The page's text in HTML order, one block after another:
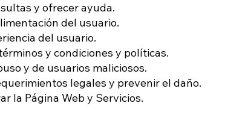
y ofrecer ayuda.
del usuario.
del usuario.
y condiciones y políticas.
y de usuarios maliciosos.
legales y prevenir el daño.
la Página Web y Servicios.